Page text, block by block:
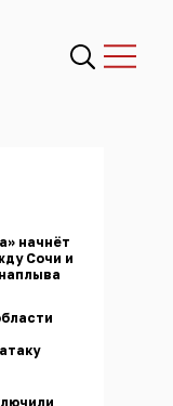
начнёт
Сочи и